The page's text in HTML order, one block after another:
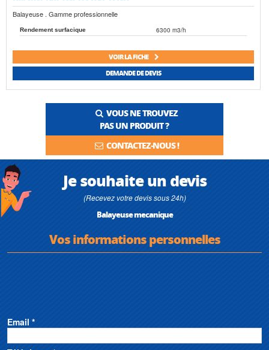
Balayeuse . Gamme professionnelle
Rendement surfacique 6300 m3/h
VOIR LA FICHE
DEMANDE DE DEVIS
VOUS NE TROUVEZ
PAS UN PRODUIT ?
CONTACTEZ-NOUS !
Je souhaite un devis
(Recevez votre devis sous 24h)
Balayeuse mecanique
Vos informations personnelles
Email *